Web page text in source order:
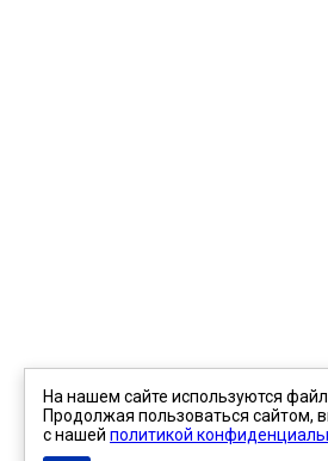
На нашем сайте используются
Продолжая пользоваться сайтом,
с нашей политикой